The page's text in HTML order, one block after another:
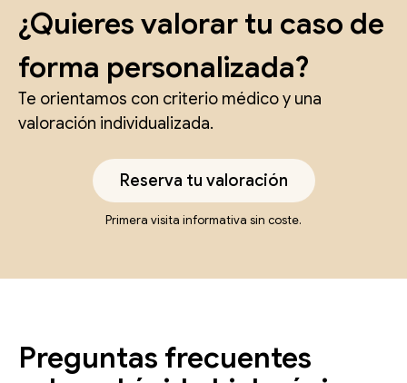
¿Quieres valorar tu caso de
forma personalizada?
Te orientamos con criterio médico y una
valoración individualizada.
Reserva tu valoración
Primera visita informativa sin coste.
Preguntas frecuentes